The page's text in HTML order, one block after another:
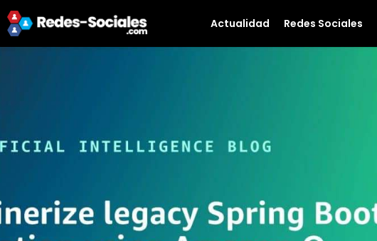
Actualidad Redes Sociales